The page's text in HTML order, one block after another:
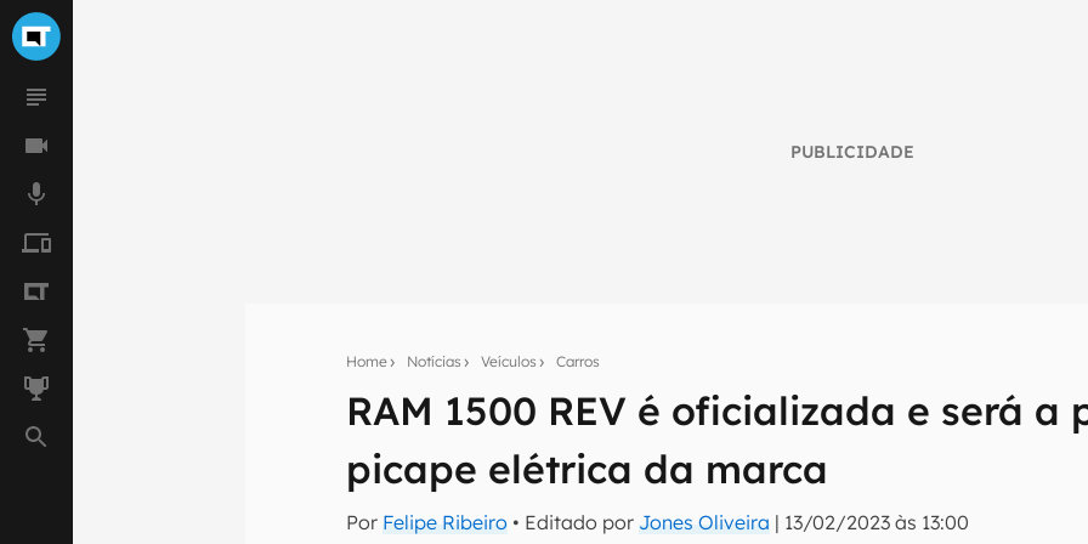
PUBLICIDADE
Home Notícias Veículos Carros
RAM 1500 REV é oficializada e será a
picape elétrica da marca
Por Felipe Ribeiro • Editado por Jones Oliveira | 13/02/2023 às 13:00
Assine a newsletter do Canaltech e receba notícias e reviews sobre tecnologia